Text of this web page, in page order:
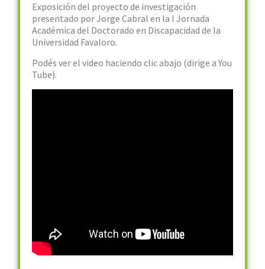
Exposición del proyecto de investigación
presentado por Jorge Cabral en la I Jornada
Académica del Doctorado en Discapacidad de la
Universidad Favaloro.
Podés ver el video haciendo clic abajo (dirige a You
Tube).